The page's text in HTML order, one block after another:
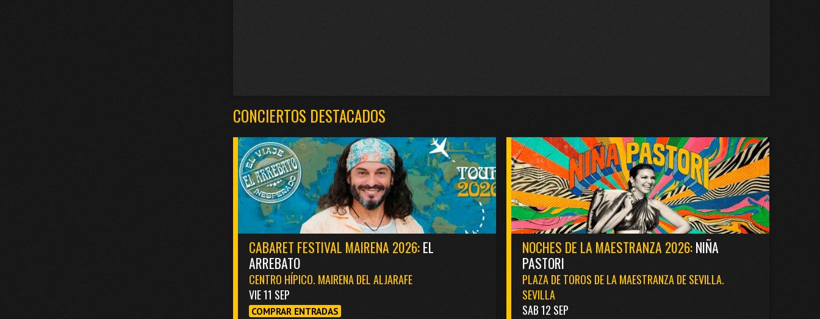
CONCIERTOS DESTACADOS
CABARET FESTIVAL MAIRENA 2026:EL
ARREBATO
CENTRO HÍPICO. MAIRENA DEL ALJARAFE
VIE 11 SEP
COMPRAR ENTRADAS
NOCHES DE LA MAESTRANZA 2026:NIÑA
PASTORI
PLAZA DE TOROS DE LA MAESTRANZA DE SEVILLA.
SEVILLA
SAB 12 SEP